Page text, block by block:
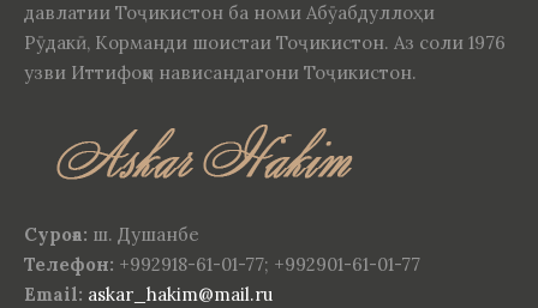
давлатии Тоҷикистон ба номи Абӯабдуллоҳи
Рӯдакӣ, Корманди шоистаи Тоҷикистон. Аз соли 1976
узви Иттифоқи нависандагони Тоҷикистон.
Суроға: ш. Душанбе
Телефон: +992918-61-01-77; +992901-61-01-77
Email: askar_hakim@mail.ru